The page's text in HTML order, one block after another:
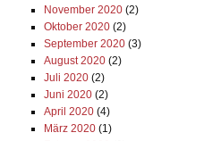
November 2020(2)
Oktober 2020(2)
September 2020(3)
August 2020(2)
Juli 2020(2)
Juni 2020(2)
April 2020(4)
März 2020(1)